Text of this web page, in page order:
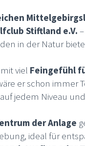
Stiftland e.V.
in der Natur
viel Feingefühl
er schon immer
jedem Niveau
der Anlage
ideal für